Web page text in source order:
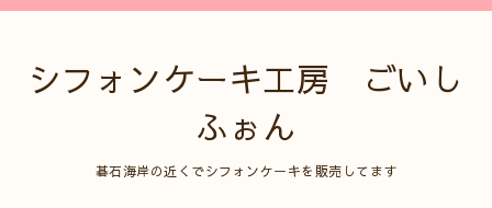
シフォンケーキ工房 ごいし
ふぉん
碁石海岸の近くでシフォンケーキを販売してます